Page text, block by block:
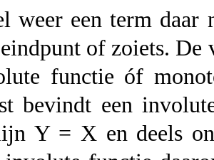
weer een term daar
of zoiets. De
functie óf
bevindt een
Y = X en deels